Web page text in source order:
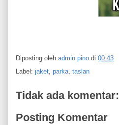
Diposting oleh admin pino di 00.43
Label: jaket parka taslan
Tidak ada komentar:
Posting Komentar